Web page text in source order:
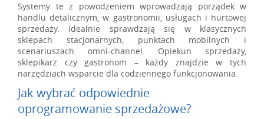
Systemy te z powodzeniem wprowadzają porządek w
handlu detalicznym, w gastronomii, usługach i hurtowej
sprzedaży. Idealnie sprawdzają się w klasycznych
sklepach stacjonarnych, punktach mobilnych i
scenariuszach omni-channel. Opiekun sprzedaży,
sklepikarz czy gastronom – każdy znajdzie w tych
narzędziach wsparcie dla codziennego funkcjonowania.
Jak wybrać odpowiednie
oprogramowanie sprzedażowe?